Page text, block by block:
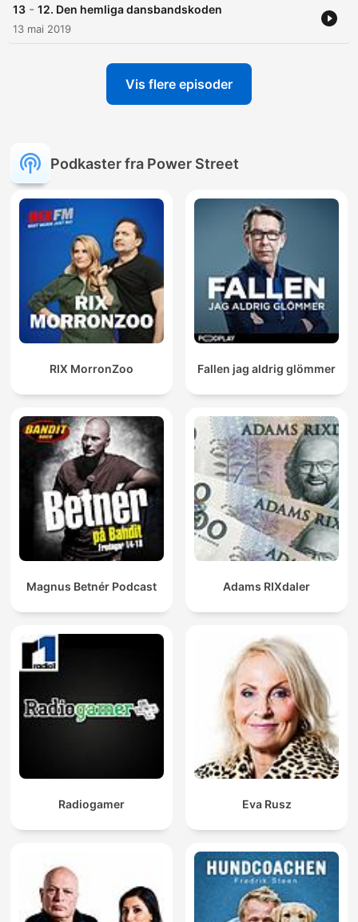
13 - 12. Den hemliga dansbandskoden
13 mai 2019
Vis flere episoder
Podkaster fra Power Street
RIX MorronZoo Fallen jag aldrig glömmer
Magnus Betnér Podcast Adams RIXdaler
Radiogamer Eva Rusz